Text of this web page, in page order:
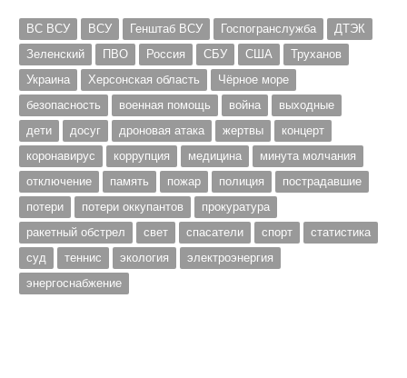
ВС ВСУ ВСУ Генштаб ВСУ Госпогранслужба
ДТЭК
Зеленский
ПВО Россия СБУ США
Труханов
Украина
Херсонская область
Чёрное море
безопасность
военная помощь война
выходные
дети
досуг дроновая атака жертвы
концерт
коронавирус
коррупция медицина
минута молчания
отключение
память пожар полиция
пострадавшие
потери
потери оккупантов
прокуратура
ракетный обстрел
свет спасатели спорт
статистика
суд
теннис экология
электроэнергия
энергоснабжение